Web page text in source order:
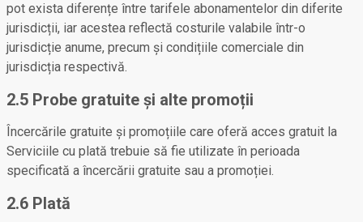
pot exista diferențe între tarifele abonamentelor din diferite
jurisdicții, iar acestea reflectă costurile valabile într-o
jurisdicție anume, precum și condițiile comerciale din
jurisdicția respectivă.
2.5 Probe gratuite și alte promoții
Încercările gratuite și promoțiile care oferă acces gratuit la
Serviciile cu plată trebuie să fie utilizate în perioada
specificată a încercării gratuite sau a promoției.
2.6 Plată